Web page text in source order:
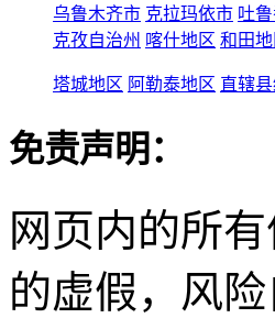
乌鲁木齐市 克拉玛依市 吐
克孜自治州 喀什地区 和田
塔城地区 阿勒泰地区 直辖
免责声明：
网页内的所
的虚假，风